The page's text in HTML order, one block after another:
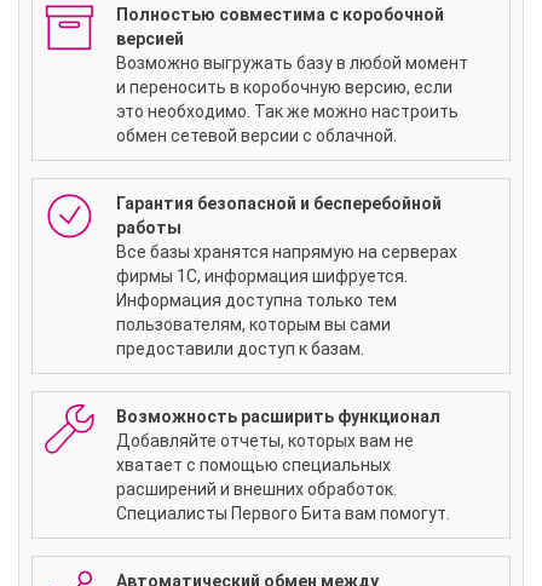
Полностью совместима с коробочной
версией
Возможно выгружать базу в любой момент
и переносить в коробочную версию, если
это необходимо. Так же можно настроить
обмен сетевой версии с облачной.
Гарантия безопасной и бесперебойной
работы
Все базы хранятся напрямую на серверах
фирмы 1С, информация шифруется.
Информация доступна только тем
пользователям, которым вы сами
предоставили доступ к базам.
Возможность расширить функционал
Добавляйте отчеты, которых вам не
хватает с помощью специальных
расширений и внешних обработок.
Специалисты Первого Бита вам помогут.
Автоматический обмен между